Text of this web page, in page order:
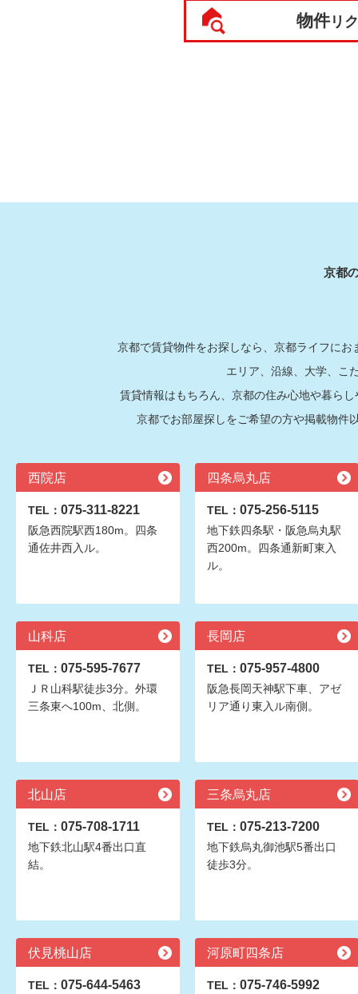
物件リ
京都
京都で賃貸物件をお探しなら、京都ライフに
エリア、沿線、大学、こ
賃貸情報はもちろん、京都の住み心地や暮ら
京都でお部屋探しをご希望の方や掲載物件
西院店
TEL： 075-311-8221
阪急西院駅西180m。四条
通佐井西入ル。
四条烏丸店
TEL： 075-256-5115
地下鉄四条駅・阪急烏丸駅
西200m。四条通新町東入
ル。
山科店
TEL： 075-595-7677
ＪＲ山科駅徒歩3分。外環
三条東へ100m、北側。
長岡店
TEL： 075-957-4800
阪急長岡天神駅下車、アゼ
リア通り東入ル南側。
北山店
TEL： 075-708-1711
地下鉄北山駅4番出口直
結。
三条烏丸店
TEL： 075-213-7200
地下鉄烏丸御池駅5番出口
徒歩3分。
伏見桃山店
TEL： 075-644-5463
河原町四条店
TEL： 075-746-5992